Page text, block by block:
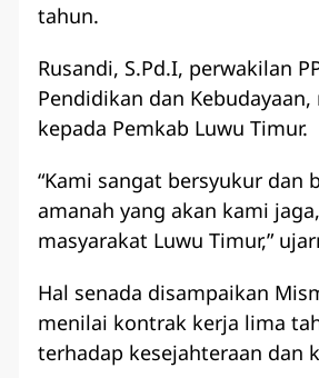
tahun.
Rusandi, S.Pd.I, perwakilan
Pendidikan dan
kepada Pemkab Luwu Timur.
“Kami sangat bersyukur dan
amanah yang akan kami
masyarakat Luwu Timur,”
Hal senada disampaikan
menilai kontrak kerja lima
terhadap kesejahteraan dan